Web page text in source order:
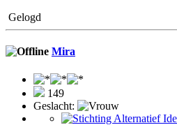
Gelogd
Mira
149
Geslacht: